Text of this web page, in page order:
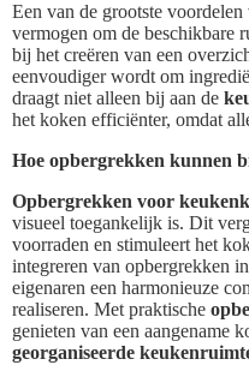
Een van de grootste
vermogen om de beschikbare
bij het creëren van een
eenvoudiger wordt om
draagt niet alleen bij aan de
het koken efficiënter, omdat
Hoe opbergrekken kunnen
Opbergrekken voor
visueel toegankelijk is. Dit
voorraden en stimuleert het
integreren van opbergrekken
eigenaren een harmonieuze
realiseren. Met praktische
genieten van een aangename
georganiseerde